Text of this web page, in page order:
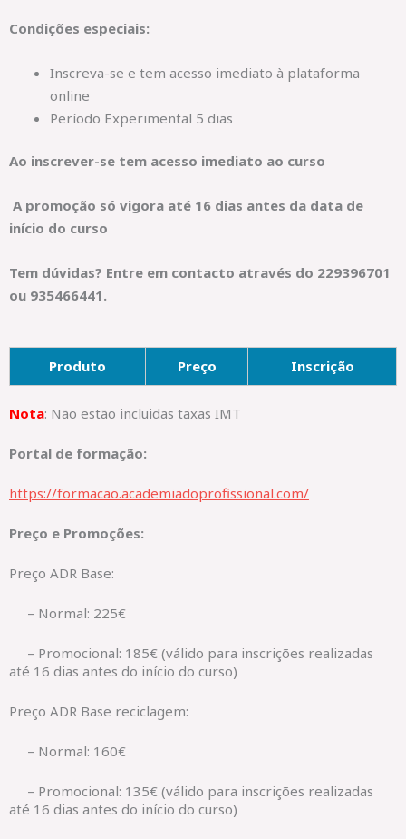
Condições especiais:
Inscreva-se e tem acesso imediato à plataforma
online
Período Experimental 5 dias
Ao inscrever-se tem acesso imediato ao curso
A promoção só vigora até 16 dias antes da data de
início do curso
Tem dúvidas? Entre em contacto através do 229396701
ou 935466441.
Produto Preço Inscrição
Nota: Não estão incluidas taxas IMT
Portal de formação:
https://formacao.academiadoprofissional.com/
Preço e Promoções:
Preço ADR Base:
– Normal: 225€
– Promocional: 185€ (válido para inscrições realizadas
até 16 dias antes do início do curso)
Preço ADR Base reciclagem:
– Normal: 160€
– Promocional: 135€ (válido para inscrições realizadas
até 16 dias antes do início do curso)